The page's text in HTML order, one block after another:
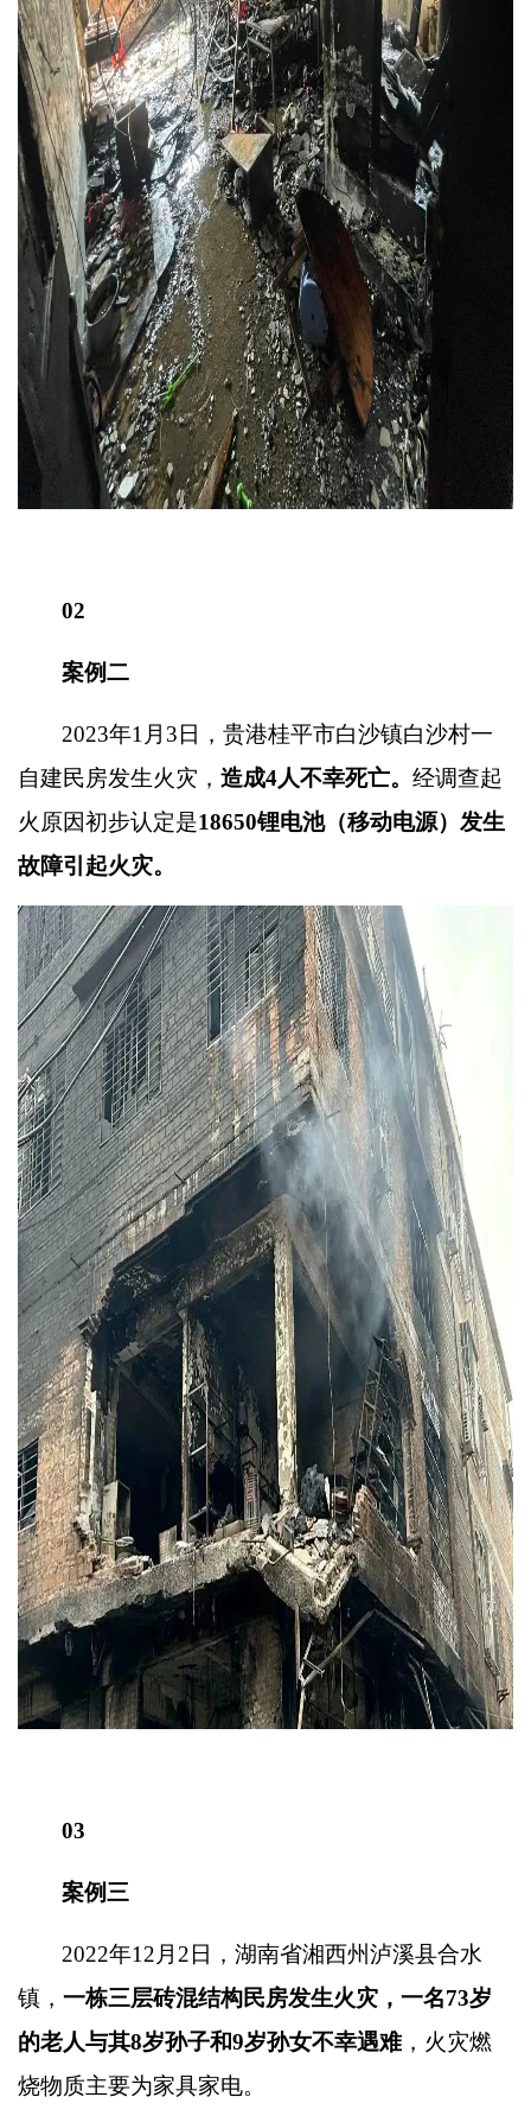
02
案例二
2023年1 月 3日，贵港桂平市白沙镇白沙村一
自建民房发生火灾， 造成4人不幸死亡。 经调查起
火原因初步认定是18650锂电池（移动电源）发生
故障引起火灾。
03
案例三
2022年12 月 2日，湖南省湘西州泸溪县合水
镇， 一栋三层砖混结构民房发生火灾，一名73岁
的老人与其8岁孙子和9岁孙女不幸遇难， 火灾燃
烧物质主要为家具家电。